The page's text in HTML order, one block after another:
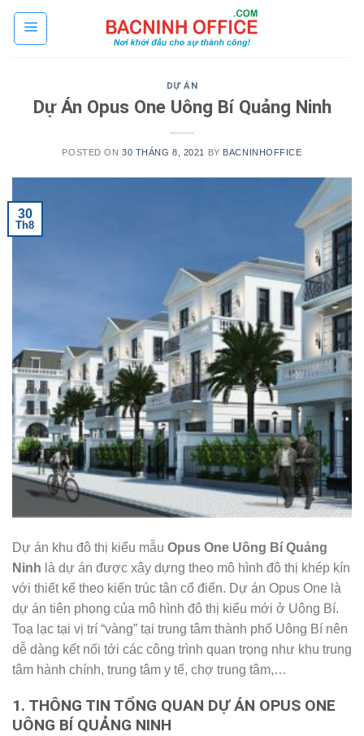
Skip
DỰ ÁN
Dự Án Opus One Uông Bí Quảng Ninh
POSTED ON30 THÁNG 8, 2021 BY BACNINHOFFICE
30
Th8
Dự án khu đô thị kiểu mẫu Opus One Uông Bí Quảng
Ninh là dự án được xây dựng theo mô hình đô thị khép kín
với thiết kế theo kiến trúc tân cổ điển. Dự án Opus One là
dự án tiên phong của mô hình đô thị kiểu mới ở Uông Bí.
Toạ lạc tại vị trí “vàng” tại trung tâm thành phố Uông Bí nên
dễ dàng kết nối tới các công trình quan trọng như khu trung
tâm hành chính, trung tâm y tế, chợ trung tâm,…
1. THÔNG TIN TỔNG QUAN DỰ ÁN OPUS ONE
UÔNG BÍ QUẢNG NINH